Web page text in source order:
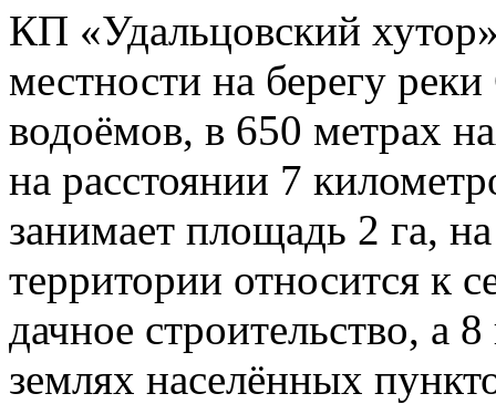
КП «Удальцовский
местности на берегу
водоёмов, в 650 метрах
на расстоянии 7
занимает площадь 2 га,
территории относится к
дачное строительство, а
землях населённых